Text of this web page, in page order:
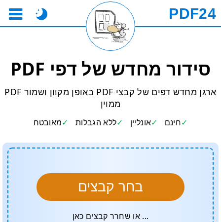
PDF24
סידור מחדש של דפי PDF
ארגן מחדש דפים של קבצי PDF באופן מקוון ושמור PDF
ממוין
חינם אונליין ללא הגבלות מאובטח
בחר קבצים
... או שחרר קבצים כאן